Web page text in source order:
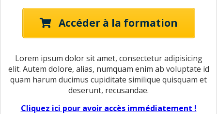
Accéder à la formation
Lorem ipsum dolor sit amet, consectetur adipisicing
elit. Autem dolore, alias, numquam enim ab voluptate id
quam harum ducimus cupiditate similique quisquam et
deserunt, recusandae.
Cliquez ici pour avoir accès immédiatement !